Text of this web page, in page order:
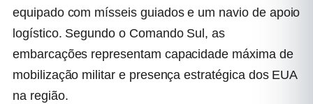
equipado com mísseis guiados e um navio de apoio
logístico. Segundo o Comando Sul, as
embarcações representam capacidade máxima de
mobilização militar e presença estratégica dos EUA
na região.